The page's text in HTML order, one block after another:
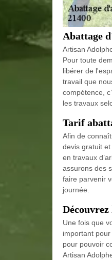
Abattage
Artisan
Pour toute
libérer de
travail que
compétence,
les travaux
Tarif
Afin de
devis gratuit
en travaux
assurons des
faire parvenir
journée.
Une fois que
important
pour pouvoir
Artisan